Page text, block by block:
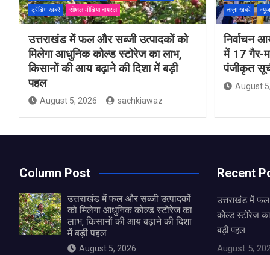
ट्रेंडिंग खबरें
सोशल मीडिया वायरल
उत्तराखंड में फल और सब्जी उत्पादकों को
मिलेगा आधुनिक कोल्ड स्टोरेज का लाभ,
किसानों की आय बढ़ाने की दिशा में बड़ी
पहल
August 5, 2026 sachkiawaz
ताज़ा ख़बरें
न्यूज़
निर्वाचन
में 17 गैर-
पंजीकृत
August
Column Post
उत्तराखंड में फल और सब्जी उत्पादकों
को मिलेगा आधुनिक कोल्ड स्टोरेज का
लाभ, किसानों की आय बढ़ाने की दिशा
में बड़ी पहल
August 5, 2026
Recent
उत्तराखंड में
कोल्ड स्टोरेज
बड़ी पहल
August 5,